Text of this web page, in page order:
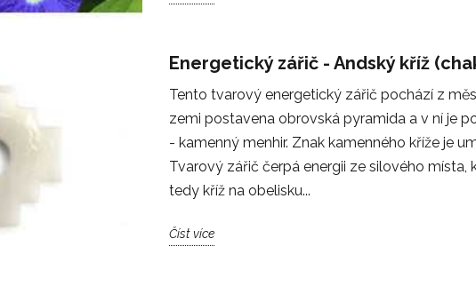
Energetický zářič - Andský kříž
Tento tvarový energetický zářič pochází z
zemi postavena obrovská pyramida a v ní je
- kamenný menhir. Znak kamenného kříže je
Tvarový zářič čerpá energii ze silového místa,
tedy kříž na obelisku...
Číst více